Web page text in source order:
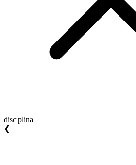
disciplina
❮